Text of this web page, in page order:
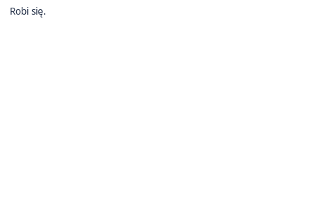
Robi się.